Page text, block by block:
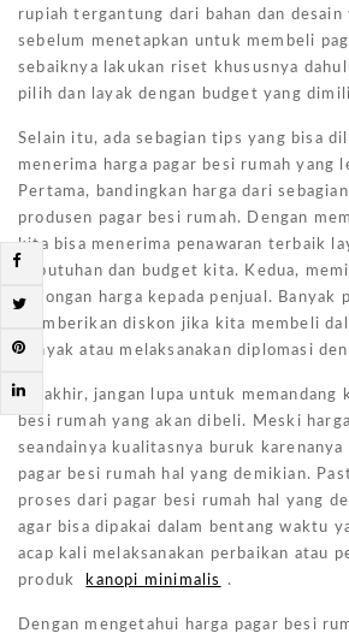
rupiah tergantung dari bahan dan
sebelum menetapkan untuk membeli
sebaiknya lakukan riset khususnya
pilih dan layak dengan budget yang
Selain itu, ada sebagian tips yang bisa
menerima harga pagar besi rumah yang
Pertama, bandingkan harga dari
produsen pagar besi rumah. Dengan
kita bisa menerima penawaran terbaik
kebutuhan dan budget kita. Kedua,
potongan harga kepada penjual. Banyak
memberikan diskon jika kita membeli
banyak atau melaksanakan diplomasi
Terakhir, jangan lupa untuk memandang
besi rumah yang akan dibeli. Meski
seandainya kualitasnya buruk karenanya
pagar besi rumah hal yang demikian.
proses dari pagar besi rumah hal yang
agar bisa dipakai dalam bentang waktu
acap kali melaksanakan perbaikan atau
produk
kanopi minimalis .
Dengan mengetahui harga pagar besi